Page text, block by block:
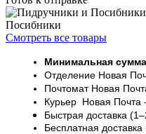
Посибники
Смотреть все товары
Минимальная сумма
Отделение Новая
ПочтоматНовая
Курьер Новая Почта
Быстрая доставка
Бесплатная доставка